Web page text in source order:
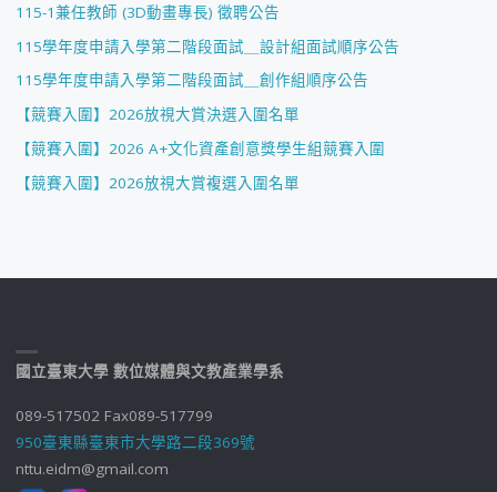
115-1兼任教師 (3D動畫專長) 徵聘公告
115學年度申請入學第二階段面試＿設計組面試順序公告
115學年度申請入學第二階段面試＿創作組順序公告
【競賽入圍】2026放視大賞決選入圍名單
【競賽入圍】2026 A+文化資產創意獎學生組競賽入圍
【競賽入圍】2026放視大賞複選入圍名單
國立臺東大學 數位媒體與文教產業學系
089-517502 Fax089-517799
950臺東縣臺東市大學路二段369號
nttu.eidm@gmail.com